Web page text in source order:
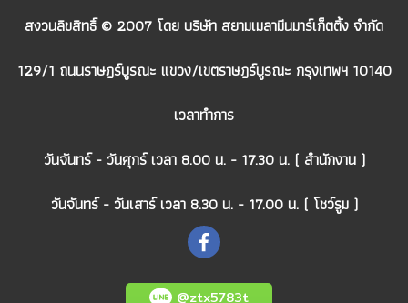
สงวนลิขสิทธิ์ © 2007 โดย บริษัท สยามเมลามีนมาร์เก็ตติ้ง จำกัด
129/1 ถนนราษฎร์บูรณะ แขวง/เขตราษฎร์บูรณะ กรุงเทพฯ 10140
เวลาทำการ
วันจันทร์ - วันศุกร์ เวลา 8.00 น. - 17.30 น. ( สำนักงาน )
วันจันทร์ - วันเสาร์ เวลา 8.30 น. - 17.00 น. ( โชว์รูม )
@ztx5783t